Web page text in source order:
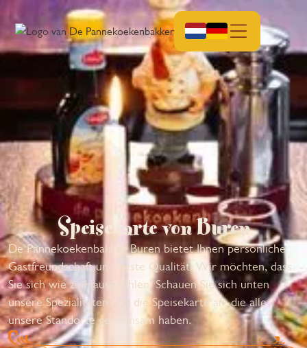
Speisekarte von Buren
De Pannekoekenbakker Buren bietet Ihnen persönliche
Gastfreundschaft und beste Qualität. Wir möchten, dass
Sie sich wie zu Hause fühlen. Schauen Sie sich unten
unsere Spezialitäten und die Speisekarte an, die alle
unsere Standorte gemeinsam haben.